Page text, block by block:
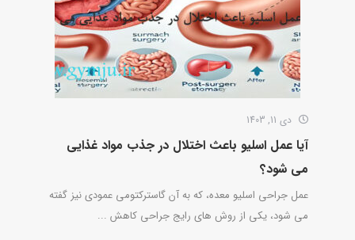
دی 11, 1403
آیا عمل اسلیو باعث اختلال در جذب مواد غذایی
می شود؟
عمل جراحی اسلیو معده، که به آن گاسترکتومی عمودی نیز گفته
می شود، یکی از روش های رایج جراحی کاهش ...